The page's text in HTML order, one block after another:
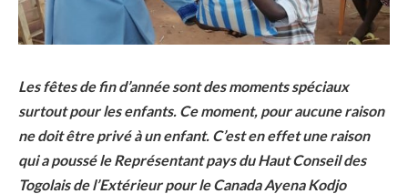
Les fêtes de fin d’année sont des moments spéciaux
surtout pour les enfants. Ce moment, pour aucune raison
ne doit être privé à un enfant. C’est en effet une raison
qui a poussé le Représentant pays du Haut Conseil des
Togolais de l’Extérieur pour le Canada Ayena Kodjo